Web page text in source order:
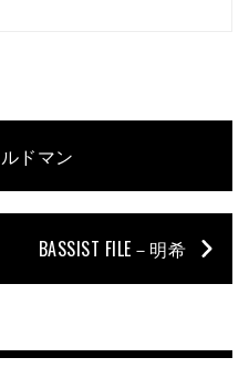
ルドマン
BASSIST FILE－明希